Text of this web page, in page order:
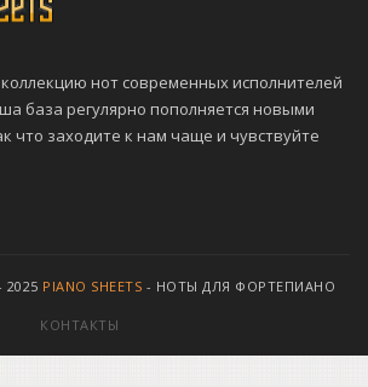
нот современных исполнителей
база регулярно пополняется новыми
что заходите к нам чаще и чувствуйте
2025 PIANO SHEETS - НОТЫ ДЛЯ ФОРТЕПИАНО
КОНТАКТЫ